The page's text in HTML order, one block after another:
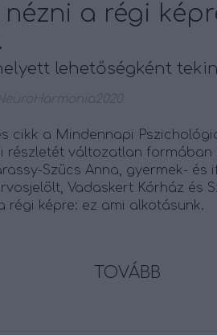
nézni a régi
lehetőségként
NeuroHarmonia2020
cikk a Mindennapi
részletét változatlan formában
Szücs Anna, gyermek- és
Vadaskert Kórház és
régi képre: ez ami
TOVÁBB